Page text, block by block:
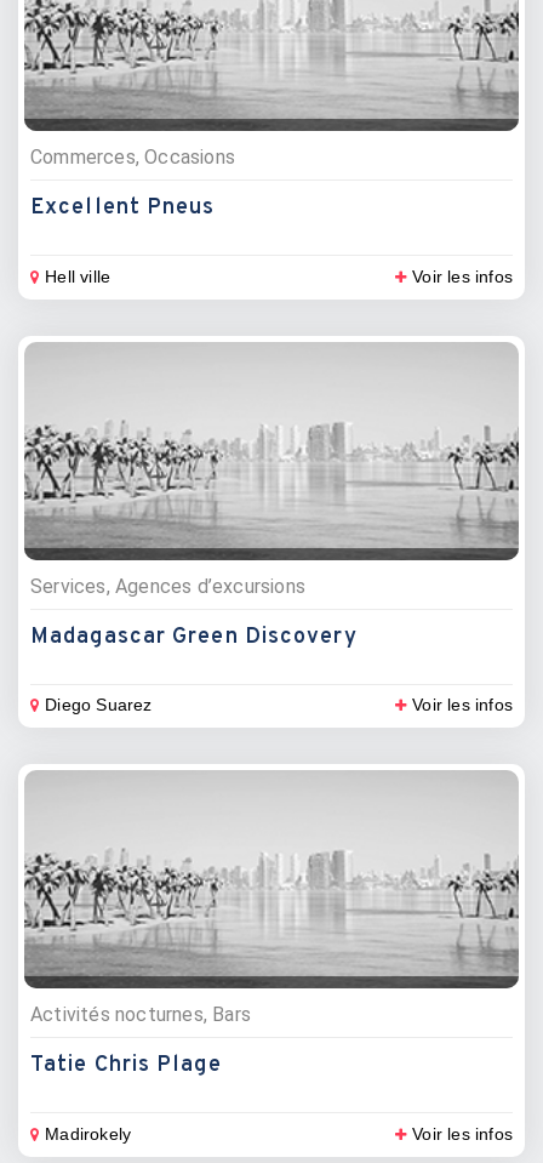
Commerces, Occasions
Excellent Pneus
Hell ville Voir les infos
Services, Agences d’excursions
Madagascar Green Discovery
Diego Suarez Voir les infos
Activités nocturnes, Bars
Tatie Chris Plage
Madirokely Voir les infos